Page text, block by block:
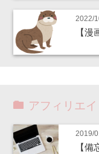
2022/
【
アフィリエイ
2019/
【